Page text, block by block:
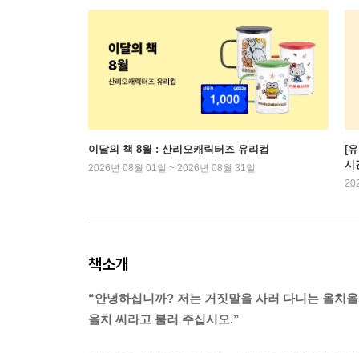
이달의 책 8월 : 산리오캐릭터즈 유리컵
2026년 08월 01일 ~ 2026년 08월 31일
[
시
책소개
“안녕하십니까? 저는 거짓말을 사러 다니는 올치
올치 씨라고 불러 주십시오.”